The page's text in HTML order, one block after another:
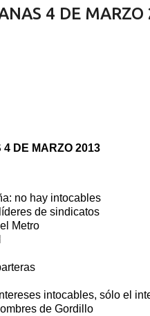
4 DE
DE MARZO 2013
no hay intocables
de sindicatos
Metro
intocables, sólo el
de Gordillo